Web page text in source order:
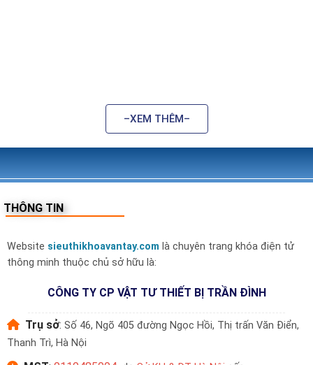
–XEM THÊM–
THÔNG TIN
Website sieuthikhoavantay.com là chuyên trang khóa điện tử
thông minh thuộc chủ sở hữu là:
CÔNG TY CP VẬT TƯ THIẾT BỊ TRẦN ĐÌNH
Trụ sở: Số 46, Ngõ 405 đường Ngọc Hồi, Thị trấn Văn Điển,
Thanh Trì, Hà Nội